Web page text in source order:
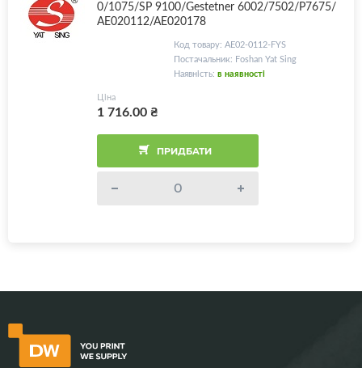
0/1075/SP 9100/Gestetner 6002/7502/P7675/
AE020112/AE020178
Код товару: AE02-0112-FYS
Постачальник: Foshan Yat Sing
Наявність: в наявності
Ціна
1 716.00₴
ПРИДБАТИ